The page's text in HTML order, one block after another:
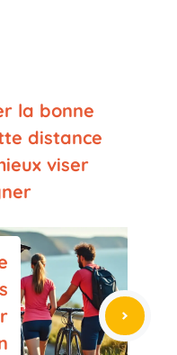
la bonne
distance
viser